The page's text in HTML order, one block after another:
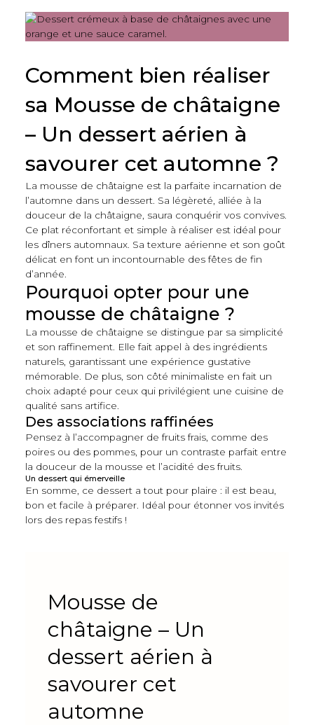
Comment bien réaliser
sa Mousse de châtaigne
– Un dessert aérien à
savourer cet automne ?
La mousse de châtaigne est la parfaite incarnation de
l’automne dans un dessert. Sa légèreté, alliée à la
douceur de la châtaigne, saura conquérir vos convives.
Ce plat réconfortant et simple à réaliser est idéal pour
les dîners automnaux. Sa texture aérienne et son goût
délicat en font un incontournable des fêtes de fin
d’année.
Pourquoi opter pour une
mousse de châtaigne ?
La mousse de châtaigne se distingue par sa simplicité
et son raffinement. Elle fait appel à des ingrédients
naturels, garantissant une expérience gustative
mémorable. De plus, son côté minimaliste en fait un
choix adapté pour ceux qui privilégient une cuisine de
qualité sans artifice.
Des associations raffinées
Pensez à l’accompagner de fruits frais, comme des
poires ou des pommes, pour un contraste parfait entre
la douceur de la mousse et l’acidité des fruits.
Un dessert qui émerveille
En somme, ce dessert a tout pour plaire : il est beau,
bon et facile à préparer. Idéal pour étonner vos invités
lors des repas festifs !
Mousse de
châtaigne – Un
dessert aérien à
savourer cet
automne